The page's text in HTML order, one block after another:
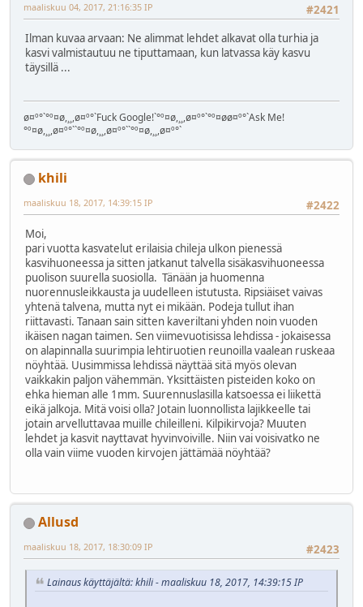
#2421
maaliskuu 04, 2017, 21:16:35 IP
Ilman kuvaa arvaan: Ne alimmat lehdet alkavat olla turhia ja
kasvi valmistautuu ne tiputtamaan, kun latvassa käy kasvu
täysillä ...
ø¤º°`°º¤ø,¸¸,ø¤º°`Fuck Google!`°º¤ø,¸¸,ø¤º°`°º¤øø¤º°`Ask Me!
°º¤ø,¸¸,ø¤º°``°º¤ø,¸¸,ø¤º°``°º¤ø,¸¸,ø¤º°`
khili
#2422
maaliskuu 18, 2017, 14:39:15 IP
Moi,
pari vuotta kasvatelut erilaisia chileja ulkon pienessä
kasvihuoneessa ja sitten jatkanut talvella sisäkasvihuoneessa
puolison suurella suosiolla. Tänään ja huomenna
nuorennusleikkausta ja uudelleen istutusta. Ripsiäiset vaivas
yhtenä talvena, mutta nyt ei mikään. Podeja tullut ihan
riittavasti. Tanaan sain sitten kaveriltani yhden noin vuoden
ikäisen nagan taimen. Sen viimevuotisissa lehdissa - jokaisessa
on alapinnalla suurimpia lehtiruotien reunoilla vaalean ruskeaa
nöyhtää. Uusimmissa lehdissä näyttää sitä myös olevan
vaikkakin paljon vähemmän. Yksittäisten pisteiden koko on
ehka hieman alle 1mm. Suurennuslasilla katsoessa ei liikettä
eikä jalkoja. Mitä voisi olla? Jotain luonnollista lajikkeelle tai
jotain arvelluttavaa muille chileilleni. Kilpikirvoja? Muuten
lehdet ja kasvit nayttavat hyvinvoiville. Niin vai voisivatko ne
olla vain viime vuoden kirvojen jättämää nöyhtää?
Allusd
#2423
maaliskuu 18, 2017, 18:30:09 IP
Lainaus käyttäjältä: khili - maaliskuu 18, 2017, 14:39:15 IP